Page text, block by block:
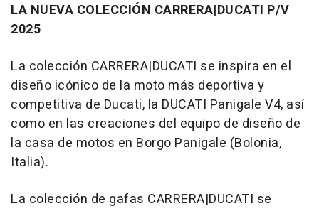
LA NUEVA COLECCIÓN CARRERA|DUCATI P/V
2025
La colección CARRERA|DUCATI se inspira en el
diseño icónico de la moto más deportiva y
competitiva de Ducati, la DUCATI Panigale V4, así
como en las creaciones del equipo de diseño de
la casa de motos en Borgo Panigale (Bolonia,
Italia).
La colección de gafas CARRERA|DUCATI se